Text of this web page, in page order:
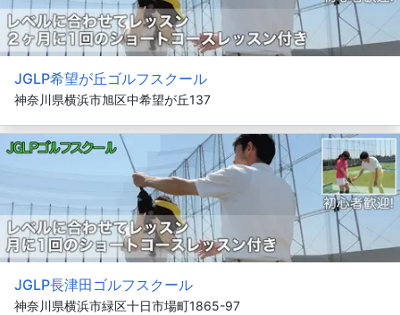
JGLP希望が丘ゴルフスクール
神奈川県横浜市旭区中希望が丘137
JGLP長津田ゴルフスクール
神奈川県横浜市緑区十日市場町1865-97